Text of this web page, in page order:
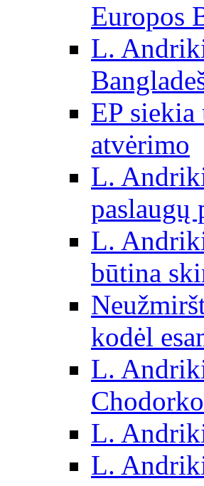
Europos
L.
EP
atvėrimo
L.
paslaugų
L.
būtina
kodėl
L.
L.
L.